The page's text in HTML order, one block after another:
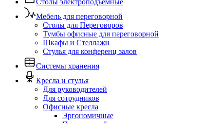
Мебель для переговорной
Столы для Переговоров
Тумбы офисные для переговорной
Шкафы и Стеллажи
Стулья для конференц залов
Системы хранения
Кресла и стулья
Для руководителей
Для сотрудников
Офисные кресла
Эргономичные